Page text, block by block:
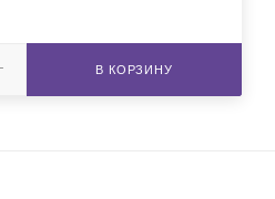
В КОРЗИНУ